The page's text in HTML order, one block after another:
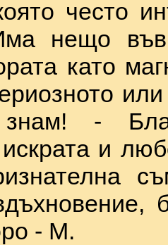
често
нещо във
като
-
искрата и
- М.